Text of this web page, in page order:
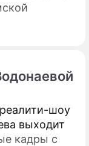
реалити-шоу
выходит
кадры с